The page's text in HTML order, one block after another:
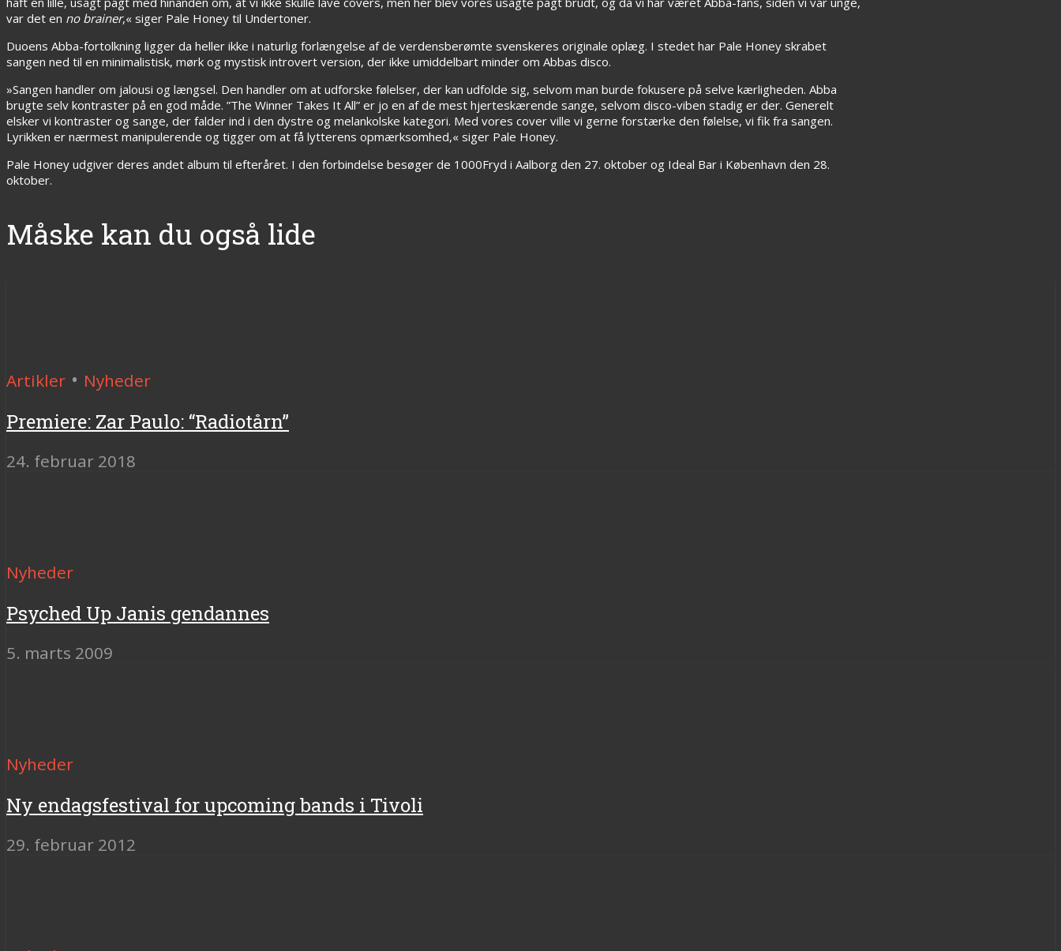
var det en no brainer,« siger Pale Honey til Undertoner.
Duoens Abba-fortolkning ligger da heller ikke i naturlig forlængelse af de verdensberømte svenskeres originale oplæg. I stedet har Pale Honey skrabet
sangen ned til en minimalistisk, mørk og mystisk introvert version, der ikke umiddelbart minder om Abbas disco.
»Sangen handler om jalousi og længsel. Den handler om at udforske følelser, der kan udfolde sig, selvom man burde fokusere på selve kærligheden. Abba
brugte selv kontraster på en god måde. ”The Winner Takes It All” er jo en af de mest hjerteskærende sange, selvom disco-viben stadig er der. Generelt
elsker vi kontraster og sange, der falder ind i den dystre og melankolske kategori. Med vores cover ville vi gerne forstærke den følelse, vi fik fra sangen.
Lyrikken er nærmest manipulerende og tigger om at få lytterens opmærksomhed,« siger Pale Honey.
Pale Honey udgiver deres andet album til efteråret. I den forbindelse besøger de 1000Fryd i Aalborg den 27. oktober og Ideal Bar i København den 28.
oktober.
Måske kan du også lide
Artikler • Nyheder
Premiere: Zar Paulo: “Radiotårn”
24. februar 2018
Nyheder
Psyched Up Janis gendannes
5. marts 2009
Nyheder
Ny endagsfestival for upcoming bands i Tivoli
29. februar 2012